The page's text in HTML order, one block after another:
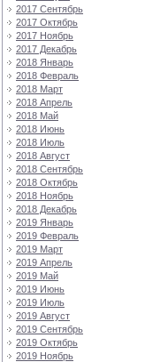
2017 Сентябрь
2017 Октябрь
2017 Ноябрь
2017 Декабрь
2018 Январь
2018 Февраль
2018 Март
2018 Апрель
2018 Май
2018 Июнь
2018 Июль
2018 Август
2018 Сентябрь
2018 Октябрь
2018 Ноябрь
2018 Декабрь
2019 Январь
2019 Февраль
2019 Март
2019 Апрель
2019 Май
2019 Июнь
2019 Июль
2019 Август
2019 Сентябрь
2019 Октябрь
2019 Ноябрь